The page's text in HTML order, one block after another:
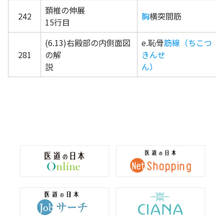
242
頚椎の伸展
15行目
胸横突間筋
281
(6.13)右殿部の内側面図
の解
説
e.恥骨筋線（ちこつ
きんせ
ん）